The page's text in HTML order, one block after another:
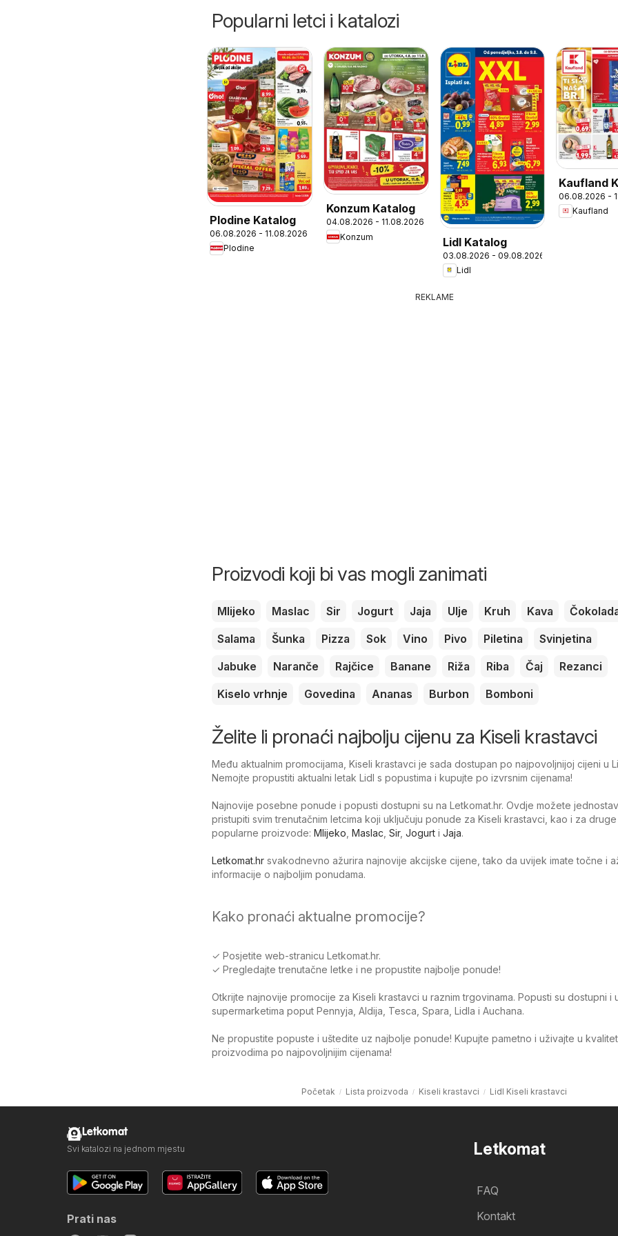
Popularni letci i katalozi
Plodine Katalog
06.08.2026 - 11.08.2026
Plodine
Konzum Katalog
04.08.2026 - 11.08.2026
Konzum
Lidl Katalog
03.08.2026 - 09.08.2026
Lidl
Kaufland
06.08.2026 -
Kaufland
REKLAME
Proizvodi koji bi vas mogli zanimati
Mlijeko Maslac Sir Jogurt Jaja Ulje Kruh Kava
Salama
Šunka Pizza Sok Vino Pivo Piletina
Svinjetina
Jabuke
Naranče Rajčice Banane Riža Riba Čaj
Rezanci
Kiselo vrhnje
Govedina Ananas Burbon Bomboni
Želite li pronaći najbolju cijenu za Kiseli krastavci
Među aktualnim promocijama, Kiseli krastavci je sada dostupan po najpovoljnijoj cijeni u
Nemojte propustiti aktualni letak Lidl s popustima i kupujte po izvrsnim cijenama!
Najnovije posebne ponude i popusti dostupni su na Letkomat.hr. Ovdje možete
pristupiti svim trenutačnim letcima koji uključuju ponude za Kiseli krastavci, kao i za druge
popularne proizvode: Mlijeko Maslac Sir, Jogurt i Jaja.
Letkomat.hr svakodnevno ažurira najnovije akcijske cijene, tako da uvijek imate točne i
informacije o najboljim ponudama.
Kako pronaći aktualne promocije?
✓ Posjetite web-stranicu Letkomat.hr.
✓ Pregledajte trenutačne letke i ne propustite najbolje ponude!
Otkrijte najnovije promocije za Kiseli krastavci u raznim trgovinama. Popusti su dostupni i
supermarketima poput Pennyja, Aldija, Tesca, Spara, Lidla i Auchana.
Ne propustite popuste i uštedite uz najbolje ponude! Kupujte pametno i uživajte u
proizvodima po najpovoljnijim cijenama!
Početak Lista proizvoda Kiseli krastavci Lidl Kiseli krastavci
Letkomat
FAQ
Kontakt
Letkomat
Svi katalozi na jednom mjestu
Prati nas